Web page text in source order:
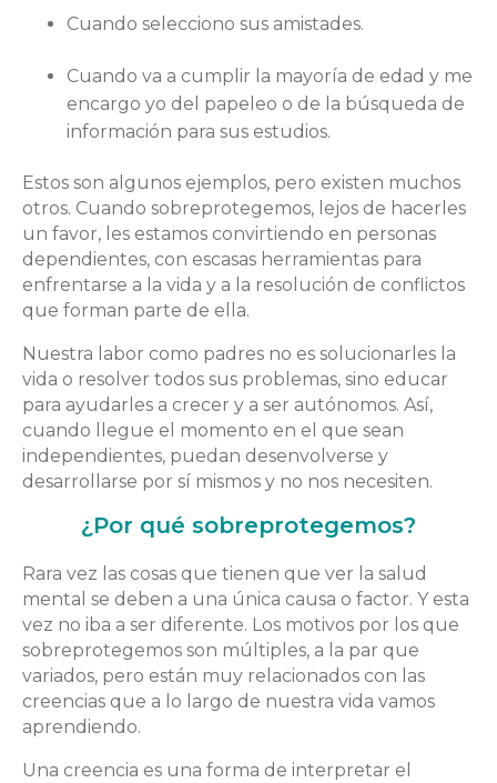
Cuando selecciono sus amistades.
Cuando va a cumplir la mayoría de edad y me
encargo yo del papeleo o de la búsqueda de
información para sus estudios.
Estos son algunos ejemplos, pero existen muchos
otros. Cuando sobreprotegemos, lejos de hacerles
un favor, les estamos convirtiendo en personas
dependientes, con escasas herramientas para
enfrentarse a la vida y a la resolución de conflictos
que forman parte de ella.
Nuestra labor como padres no es solucionarles la
vida o resolver todos sus problemas, sino educar
para ayudarles a crecer y a ser autónomos. Así,
cuando llegue el momento en el que sean
independientes, puedan desenvolverse y
desarrollarse por sí mismos y no nos necesiten.
¿Por qué sobreprotegemos?
Rara vez las cosas que tienen que ver la salud
mental se deben a una única causa o factor. Y esta
vez no iba a ser diferente. Los motivos por los que
sobreprotegemos son múltiples, a la par que
variados, pero están muy relacionados con las
creencias que a lo largo de nuestra vida vamos
aprendiendo.
Una creencia es una forma de interpretar el